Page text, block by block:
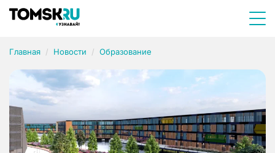
Главная Новости Образование